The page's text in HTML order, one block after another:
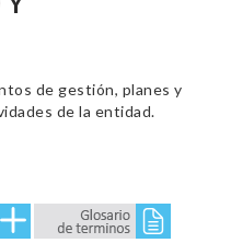
de gestión, planes y
de la entidad.